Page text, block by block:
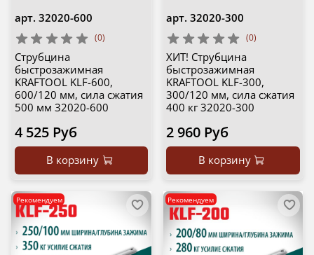
арт. 32020-600
(0)
Струбцина
быстрозажимная
KRAFTOOL KLF-600,
600/120 мм, сила сжатия
500 мм 32020-600
4 525 Руб
В корзину
арт. 32020-300
(0)
ХИТ! Струбцина
быстрозажимная
KRAFTOOL KLF-300,
300/120 мм, сила сжатия
400 кг 32020-300
2 960 Руб
В корзину
Рекомендуем Рекомендуем